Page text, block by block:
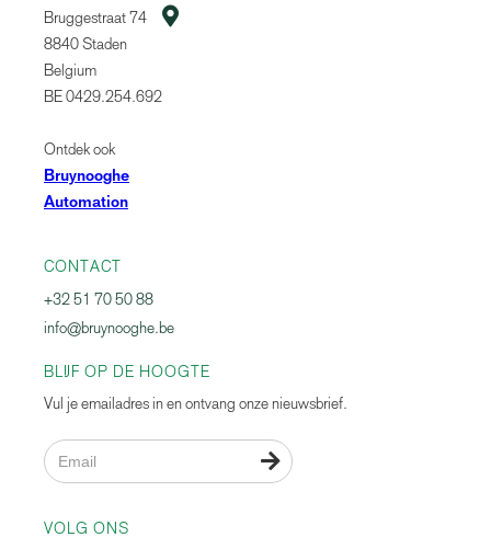
Bruggestraat 74
8840 Staden
Belgium
BE 0429.254.692
Ontdek ook
Bruynooghe
Automation

CONTACT
+32 51 70 50 88
info@bruynooghe.be
BLIJF OP DE HOOGTE
Vul je emailadres in en ontvang onze nieuwsbrief.

VOLG ONS